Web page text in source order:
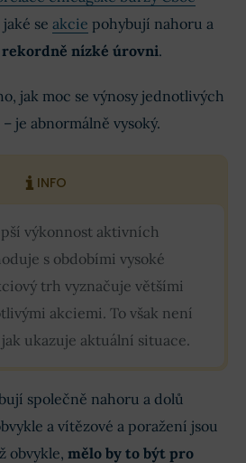
se akcie pohybují nahoru a
nízké úrovni.
jak moc se výnosy jednotlivých
je abnormálně vysoký.
INFO
výkonnost aktivních
s obdobími vysoké
trh vyznačuje většími
akciemi. To však není
ukazuje aktuální situace.
společně nahoru a dolů
a vítězové a poražení jsou
obvykle, mělo by to být pro